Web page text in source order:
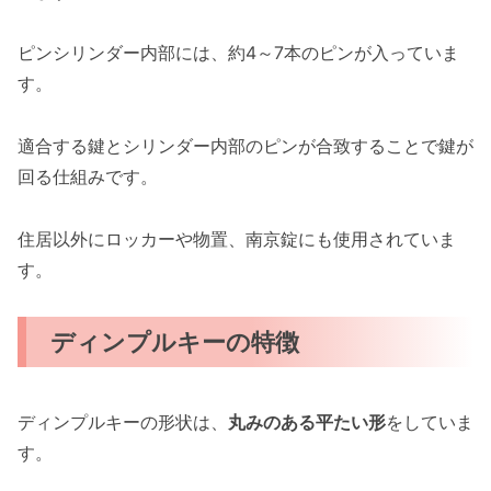
ピンシリンダー内部には、約4～7本のピンが入っていま
す。
適合する鍵とシリンダー内部のピンが合致することで鍵が
回る仕組みです。
住居以外にロッカーや物置、南京錠にも使用されていま
す。
ディンプルキーの特徴
ディンプルキーの形状は、 丸みのある平たい形をしていま
す。